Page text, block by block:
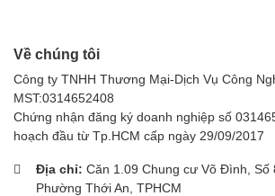
Về chúng tôi
Công ty TNHH Thương Mại-Dịch Vụ Công
MST:0314652408
Chứng nhận đăng ký doanh nghiệp số
hoạch đầu từ Tp.HCM cấp ngày 29/09/2017
Địa chỉ: Căn 1.09 Chung cư Võ Đình, Số
Phường Thới An, TPHCM